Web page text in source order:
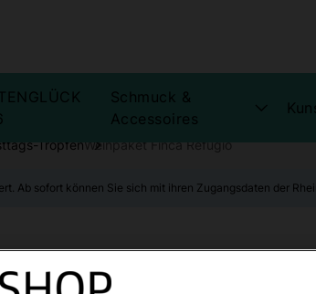
Schmuck &
Accessoires
TropfenWeinpaket Finca Refugio
Ab sofort können Sie sich mit ihren Zugangsdaten der